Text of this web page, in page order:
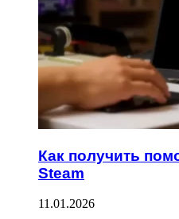
Как получить
Steam
11.01.2026